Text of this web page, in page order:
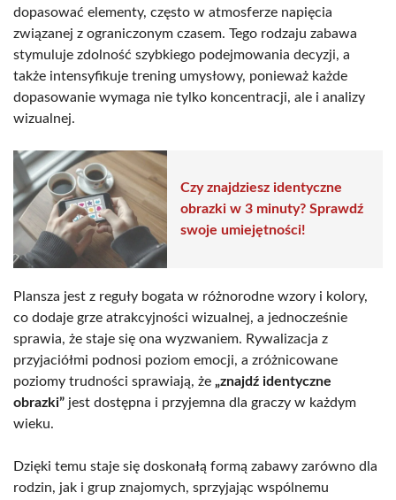
dopasować elementy, często w atmosferze napięcia
związanej z ograniczonym czasem. Tego rodzaju zabawa
stymuluje zdolność szybkiego podejmowania decyzji, a
także intensyfikuje trening umysłowy, ponieważ każde
dopasowanie wymaga nie tylko koncentracji, ale i analizy
wizualnej.
Czy znajdziesz identyczne
obrazki w 3 minuty? Sprawdź
swoje umiejętności!
Plansza jest z reguły bogata w różnorodne wzory i kolory,
co dodaje grze atrakcyjności wizualnej, a jednocześnie
sprawia, że staje się ona wyzwaniem. Rywalizacja z
przyjaciółmi podnosi poziom emocji, a zróżnicowane
poziomy trudności sprawiają, że „znajdź identyczne
obrazki” jest dostępna i przyjemna dla graczy w każdym
wieku.
Dzięki temu staje się doskonałą formą zabawy zarówno dla
rodzin, jak i grup znajomych, sprzyjając wspólnemu